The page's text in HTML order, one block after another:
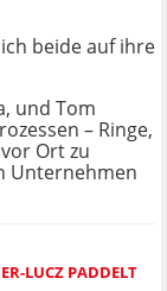
beide auf ihre
und Tom
– Ringe,
Ort zu
Unternehmen
LUCZ PADDELT